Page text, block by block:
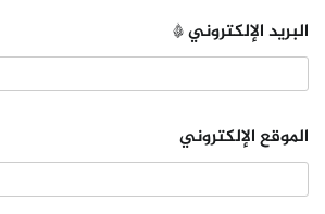
البريد الإلكتروني*
الموقع الإلكتروني